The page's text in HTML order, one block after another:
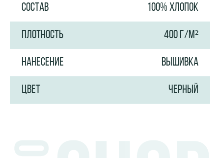
СОСТАВ 100% ХЛОПОК
ПЛОТНОСТЬ 400 Г/М²
НАНЕСЕНИЕ ВЫШИВКА
ЦВЕТ ЧЕРНЫЙ